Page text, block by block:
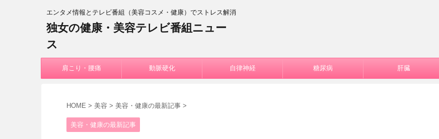
エンタメ情報とテレビ番組（美容コスメ・健康）でストレス解消
独女の健康・美容テレビ番組ニュー
ス
肩こり・腰痛 動脈硬化 自律神経 糖尿病 肝臓
HOME > 美容 > 美容・健康の最新記事 >
美容・健康の最新記事